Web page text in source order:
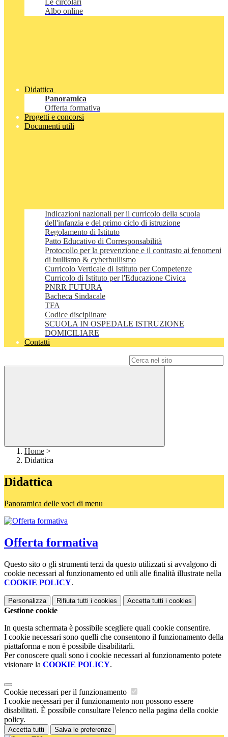
Le circolari
Albo online
Didattica
Panoramica
Offerta formativa
Progetti e concorsi
Documenti utili
Indicazioni nazionali per il curricolo della scuola
dell'infanzia e del primo ciclo di istruzione
Regolamento di Istituto
Patto Educativo di Corresponsabilità
Protocollo per la prevenzione e il contrasto ai fenomeni
di bullismo & cyberbullismo
Curricolo Verticale di Istituto per Competenze
Curricolo di Istituto per l'Educazione Civica
PNRR FUTURA
Bacheca Sindacale
TFA
Codice disciplinare
SCUOLA IN OSPEDALE ISTRUZIONE
DOMICILIARE
Contatti
Home >
Didattica
Didattica
Panoramica delle voci di menu
Offerta formativa
Questo sito o gli strumenti terzi da questo utilizzati si avvalgono di
cookie necessari al funzionamento ed utili alle finalità illustrate nella
COOKIE POLICY.
Personalizza Rifiuta tutti i cookies Accetta tutti i cookies
Gestione cookie
In questa schermata è possibile scegliere quali cookie consentire.
I cookie necessari sono quelli che consentono il funzionamento della
piattaforma e non è possibile disabilitarli.
Per conoscere quali sono i cookie necessari al funzionamento potete
visionare la COOKIE POLICY.
Cookie necessari per il funzionamento
I cookie necessari per il funzionamento non possono essere
disabilitati. È possibile consultare l'elenco nella pagina della cookie
policy.
Accetta tutti Salva le preferenze